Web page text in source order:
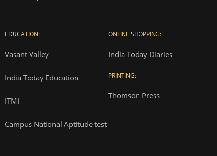
EDUCATION:
Vasant Valley
India Today Education
ITMI
Campus National Aptitude test
ONLINE SHOPPING:
India Today Diaries
PRINTING:
Thomson Press